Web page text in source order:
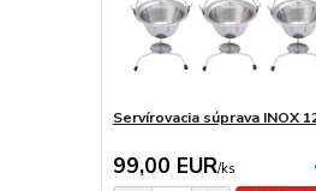
Servírovacia súprava INOX
99,00 EUR/ks